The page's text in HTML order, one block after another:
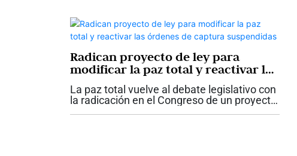
Radican proyecto de ley para
modificar la paz total y reactivar las
órdenes de captura suspendidas
La paz total vuelve al debate legislativo con
la radicación en el Congreso de un proyecto
de ley que propone modificar y derogar